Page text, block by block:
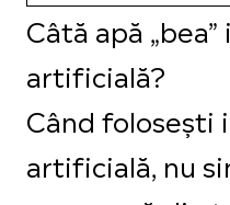
Câtă apă
artificială?
Când folosești
artificială, nu